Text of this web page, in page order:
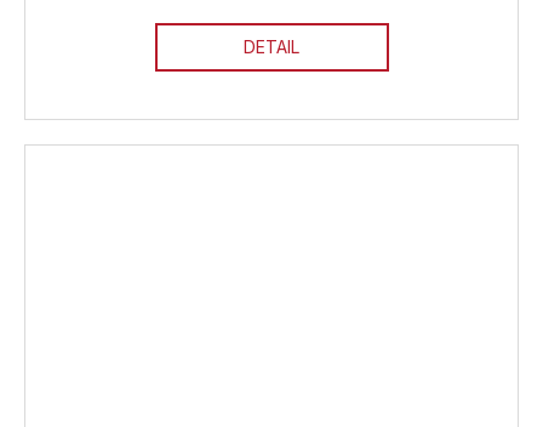
DETAIL